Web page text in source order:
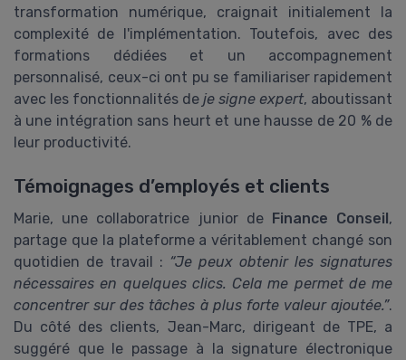
transformation numérique, craignait initialement la
complexité de l'implémentation. Toutefois, avec des
formations dédiées et un accompagnement
personnalisé, ceux-ci ont pu se familiariser rapidement
avec les fonctionnalités de je signe expert, aboutissant
à une intégration sans heurt et une hausse de 20 % de
leur productivité.
Témoignages d’employés et clients
Marie, une collaboratrice junior de Finance Conseil,
partage que la plateforme a véritablement changé son
quotidien de travail : “Je peux obtenir les signatures
nécessaires en quelques clics. Cela me permet de me
concentrer sur des tâches à plus forte valeur ajoutée.”.
Du côté des clients, Jean-Marc, dirigeant de TPE, a
suggéré que le passage à la signature électronique